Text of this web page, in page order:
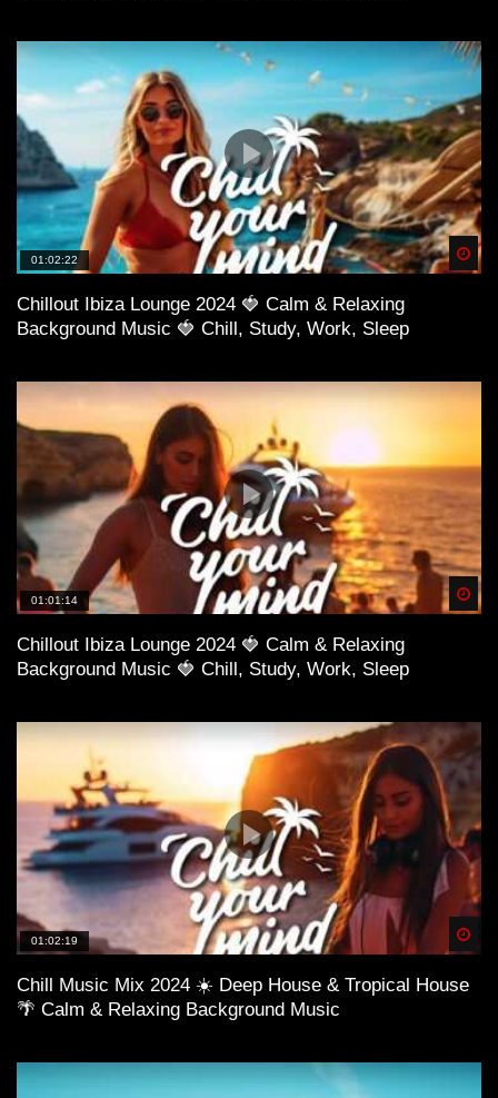
01:02:22
Chillout Ibiza Lounge 2024 🍓 Calm & Relaxing
Background Music 🍓 Chill, Study, Work, Sleep
01:01:14
Chillout Ibiza Lounge 2024 🍓 Calm & Relaxing
Background Music 🍓 Chill, Study, Work, Sleep
01:02:19
Chill Music Mix 2024 ☀️ Deep House & Tropical House
🌴 Calm & Relaxing Background Music